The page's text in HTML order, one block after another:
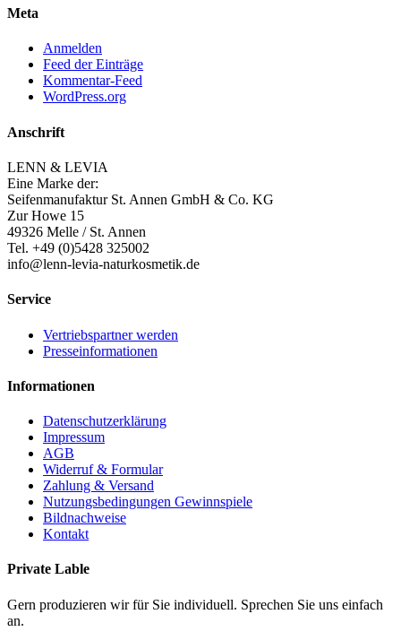
Meta
Anmelden
Feed der Einträge
Kommentar-Feed
WordPress.org
Anschrift
LENN & LEVIA
Eine Marke der:
Seifenmanufaktur St. Annen GmbH & Co. KG
Zur Howe 15
49326 Melle / St. Annen
Tel. +49 (0)5428 325002
info@lenn-levia-naturkosmetik.de
Service
Vertriebspartner werden
Presseinformationen
Informationen
Datenschutzerklärung
Impressum
AGB
Widerruf & Formular
Zahlung & Versand
Nutzungsbedingungen Gewinnspiele
Bildnachweise
Kontakt
Private Lable
Gern produzieren wir für Sie individuell. Sprechen Sie uns einfach
an.